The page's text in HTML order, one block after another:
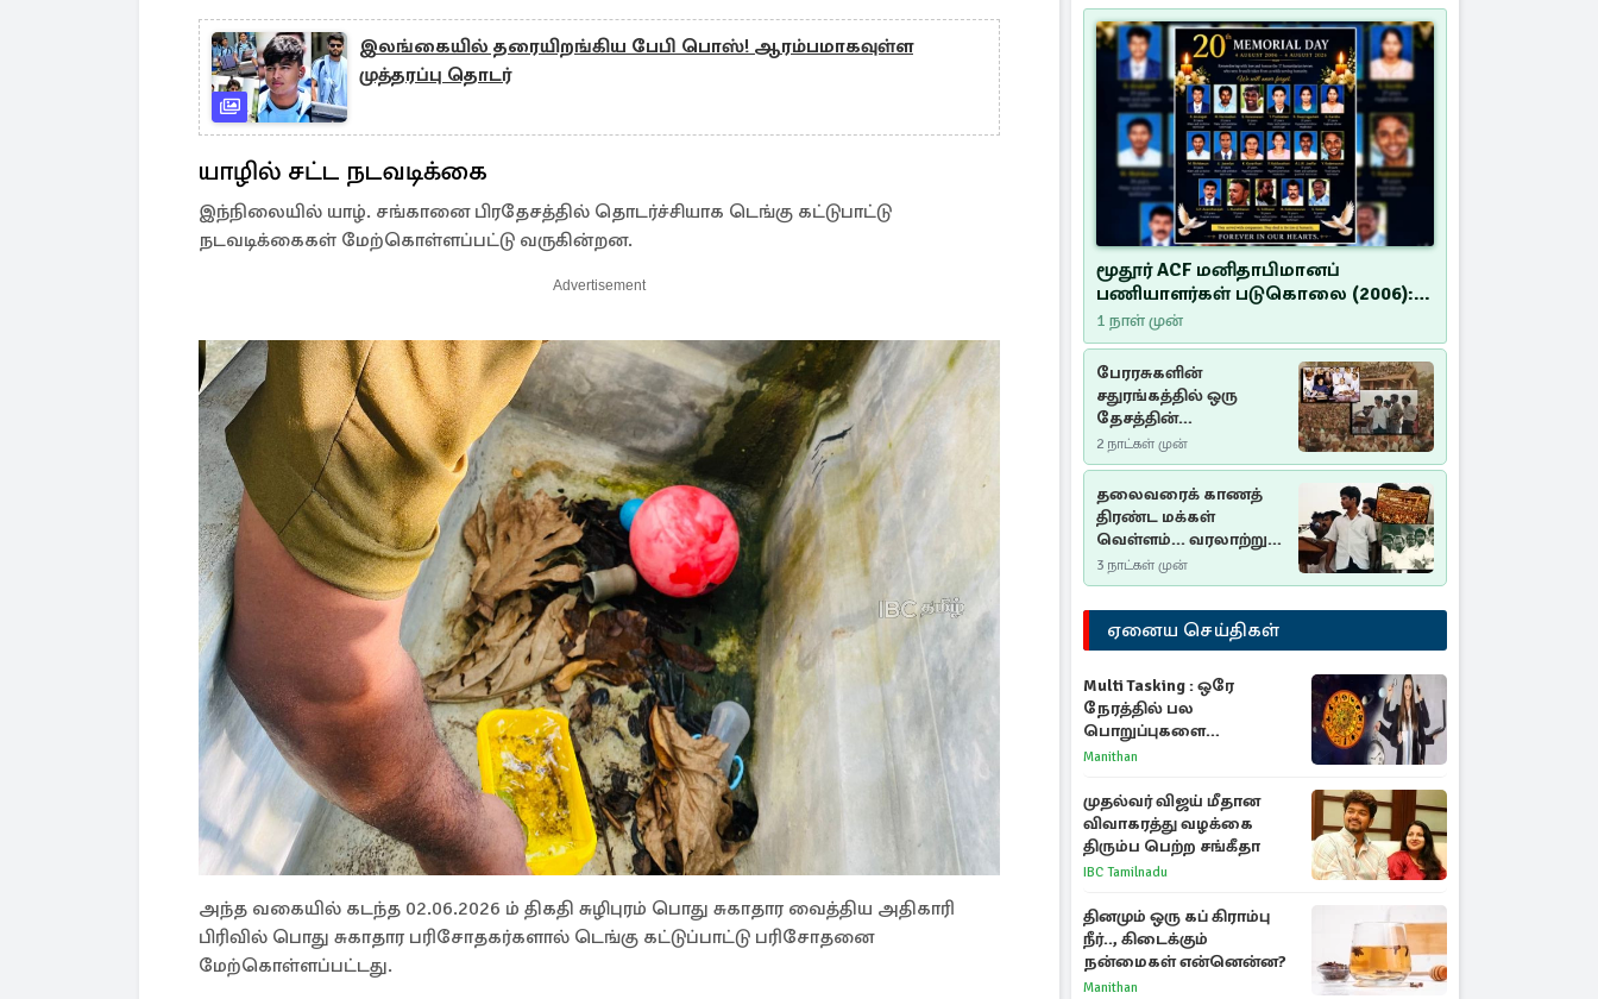
இலங்கையில் தரையிறங்கிய பேபி பொஸ்! ஆரம்பமாகவுள்ள
முத்தரப்பு தொடர்
யாழில் சட்ட நடவடிக்கை
இந்நிலையில் யாழ். சங்கானை பிரதேசத்தில் தொடர்ச்சியாக டெங்கு கட்டுபாட்டு
நடவடிக்கைகள் மேற்கொள்ளப்பட்டு வருகின்றன.
Advertisement
அந்த வகையில் கடந்த 02.06.2026 ம் திகதி சுழிபுரம் பொது சுகாதார வைத்திய அதிகாரி
பிரிவில் பொது சுகாதார பரிசோதகர்களால் டெங்கு கட்டுப்பாட்டு பரிசோதனை
மேற்கொள்ளப்பட்டது.
மூதூர் ACF மனிதாபிமானப்
பணியாளர்கள் படுகொலை (2006):
20 ஆண்டுகளாகியும் நீதி
மறுக்கப்பட்ட மனிதாபிமானப்
பேரவலம்
1 நாள் முன்
பேரரசுகளின்
சதுரங்கத்தில் ஒரு
தேசத்தின்
தீர்க்கதரிசனம் :
சுதுமலை பிரகடனம்
ஒரு வரலாற்றுப் பாடம்
2 நாட்கள் முன்
தலைவரைக் காணத்
திரண்ட மக்கள்
வெள்ளம்... வரலாற்றுச்
சிறப்புமிக்க சுதுமலைப்
பிரகடனம்…
3 நாட்கள் முன்
ஏனைய செய்திகள்
Multi Tasking : ஒரே
நேரத்தில் பல
பொறுப்புகளை
கையாளும் டாப் 3 ராசிகள்!
Manithan
முதல்வர் விஜய் மீதான
விவாகரத்து வழக்கை
திரும்ப பெற்ற சங்கீதா
IBC Tamilnadu
தினமும் ஒரு கப் கிராம்பு
நீர்.., கிடைக்கும்
நன்மைகள் என்னென்ன?
Manithan